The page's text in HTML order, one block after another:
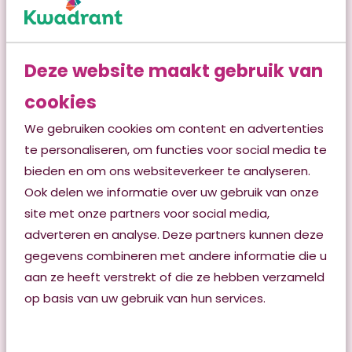
Deze website maakt gebruik van
cookies
We gebruiken cookies om content en advertenties
te personaliseren, om functies voor social media te
bieden en om ons websiteverkeer te analyseren.
Ook delen we informatie over uw gebruik van onze
site met onze partners voor social media,
adverteren en analyse. Deze partners kunnen deze
gegevens combineren met andere informatie die u
aan ze heeft verstrekt of die ze hebben verzameld
op basis van uw gebruik van hun services.
Lees verder